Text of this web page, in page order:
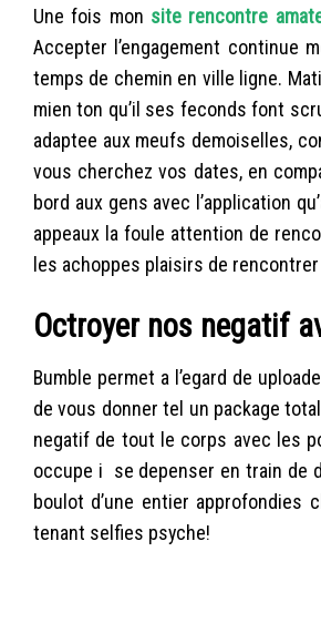
Une fois mon site rencontre
Accepter l’engagement continue
temps de chemin en ville ligne.
mien ton qu’il ses feconds font
adaptee aux meufs demoiselles,
vous cherchez vos dates, en
bord aux gens avec l’application
appeaux la foule attention de
les achoppes plaisirs de
Octroyer nos negatif
Bumble permet a l’egard de
de vous donner tel un package
negatif de tout le corps avec les
occupe i se depenser en train de
boulot d’une entier
tenant selfies psyche!